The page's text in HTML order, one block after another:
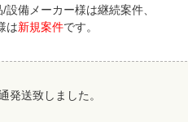
設備メーカー様は継続案件、
は新規案件です。
発送致しました。